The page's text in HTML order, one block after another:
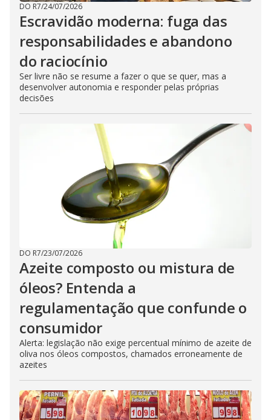
DO R7/24/07/2026
Escravidão moderna: fuga das
responsabilidades e abandono
do raciocínio
Ser livre não se resume a fazer o que se quer, mas a
desenvolver autonomia e responder pelas próprias
decisões
DO R7/23/07/2026
Azeite composto ou mistura de
óleos? Entenda a
regulamentação que confunde o
consumidor
Alerta: legislação não exige percentual mínimo de azeite de
oliva nos óleos compostos, chamados erroneamente de
azeites